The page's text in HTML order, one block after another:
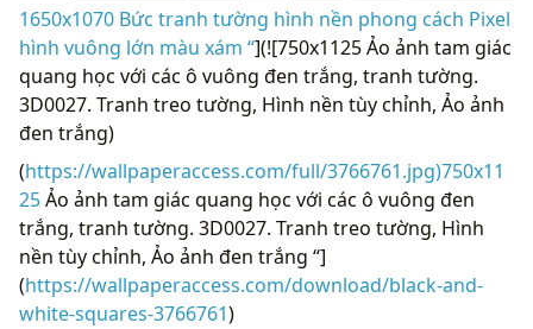
1650x1070 Bức tranh tường hình nền phong cách Pixel
hình vuông lớn màu xám “](![750x1125 Ảo ảnh tam giác
quang học với các ô vuông đen trắng, tranh tường.
3D0027. Tranh treo tường, Hình nền tùy chỉnh, Ảo ảnh
đen trắng)
(https://wallpaperaccess.com/full/3766761.jpg)750x11
25Ảo ảnh tam giác quang học với các ô vuông đen
trắng, tranh tường. 3D0027. Tranh treo tường, Hình
nền tùy chỉnh, Ảo ảnh đen trắng “]
(https://wallpaperaccess.com/download/black-and-
white-squares-3766761)